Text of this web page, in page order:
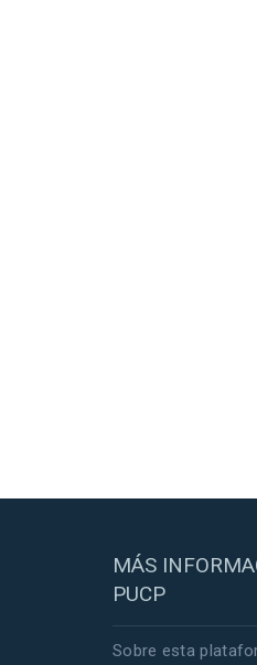
MÁS
PUCP
Sobre esta